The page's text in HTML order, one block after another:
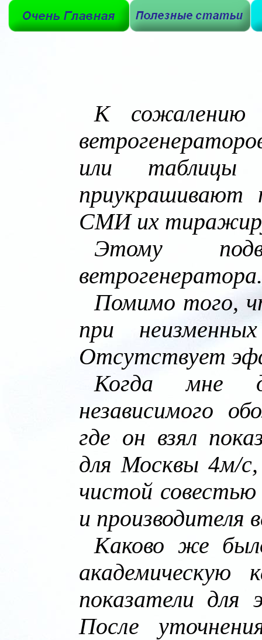
К сожалению
или таблицы
приукрашивают
СМИ их
Этому
ветрогенератора.
Помимо того,
при
Отсутствует
Когда мне
независимого
где он взял
для Москвы 4м/
чистой совестью
и производителя
Каково же
академическую
показатели
После